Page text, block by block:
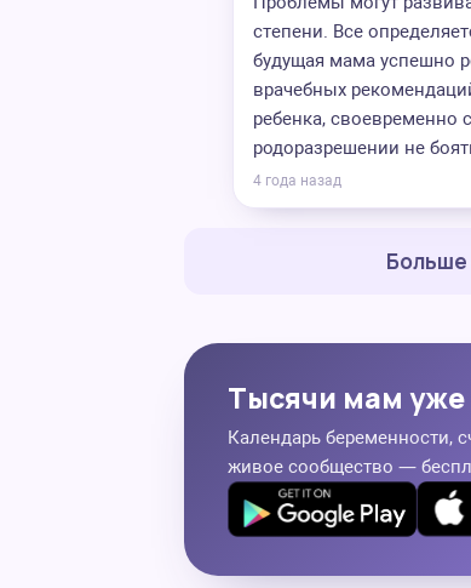
степени. Все
будущая мама успешно
врачебных
ребенка, своевременно
родоразрешении не
4 года назад
Больше
Тысячи мам
Календарь беременности,
живое сообщество —